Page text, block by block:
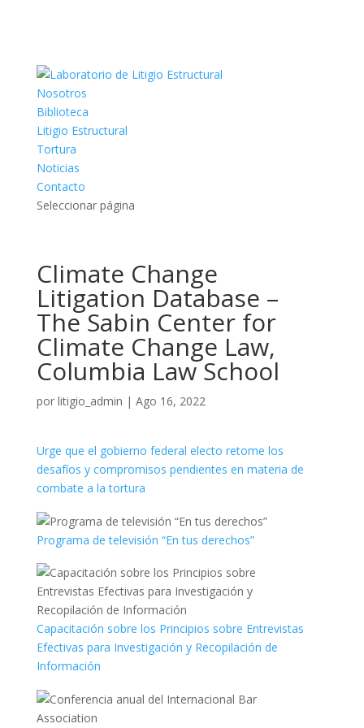
Nosotros
Biblioteca
Litigio Estructural
Tortura
Noticias
Contacto
Seleccionar página
Climate Change
Litigation Database –
The Sabin Center for
Climate Change Law,
Columbia Law School
por litigio_admin | Ago 16, 2022
Urge que el gobierno federal electo retome los
desafíos y compromisos pendientes en materia de
combate a la tortura
Programa de televisión “En tus derechos”
Capacitación sobre los Principios sobre Entrevistas
Efectivas para Investigación y Recopilación de
Información